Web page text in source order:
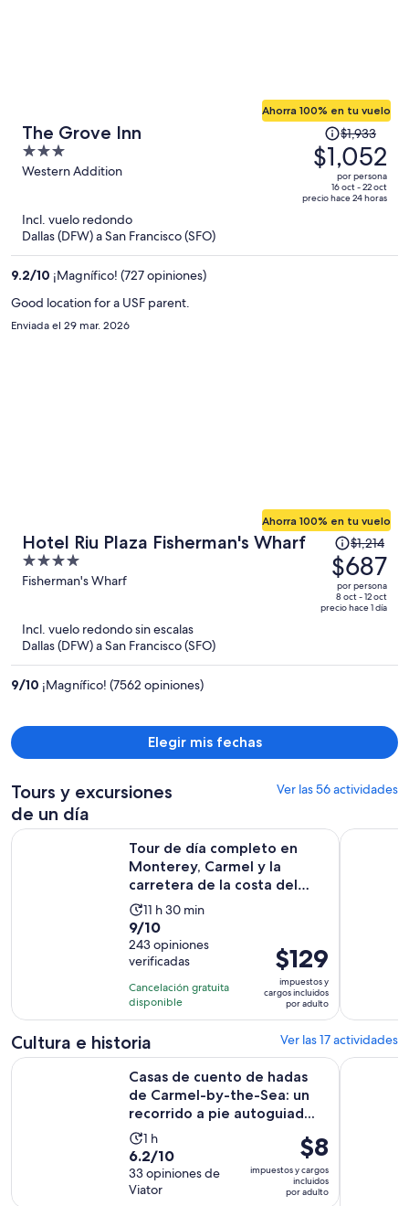
The Grove Inn
3
out
Western Addition
Ahorra 100% en tu vuelo
precio
era
$1,933
$1,933
$1,052
por persona
16 oct - 22 oct
precio hace 24 horas
Incl. vuelo redondo
Dallas (DFW) a San Francisco (SFO)
9.2/10 ¡Magnífico! (727 opiniones)
Good location for a USF parent.
Enviada el 29 mar. 2026
Hotel Riu Plaza Fisherman's Wharf
4
out
5
Fisherman's Wharf
Ahorra 100% en tu vuelo
El
precio
era
de
$1,214
por
$1,214
$687
por persona
8 oct - 12 oct
precio hace 1 día
Incl. vuelo redondo sin escalas
Dallas (DFW) a San Francisco (SFO)
9/10 ¡Magnífico! (7562 opiniones)
Elegir mis fechas
Tours y excursiones
de un día
Ver las 56 actividades
Tour de día completo en
Monterey, Carmel y la
carretera de la costa del
Pac...
La
actividad
dura
11
horas
y
30
minutos
11 h 30 min
9.0
de
10
con
243
opiniones
9/10
243 opiniones
verificadas
Cancelación gratuita
disponible
El
precio
es
de
por
adulto
$129
impuestos y
cargos incluidos
por adulto
Tour de día completo en Monterey, Carmel y la carretera de
Cultura e historia Ver las 17 actividades
Casas de cuento de hadas
de Carmel-by-the-Sea: un
recorrido a pie autoguiad...
La
actividad
dura
1
1 h
6.2
de
10
6.2/10
33 opiniones de
Viator
El
precio
es
de
$8
impuestos y cargos
incluidos
por adulto
Casas de cuento de hadas de Carmel-by-the-Sea: un
LO